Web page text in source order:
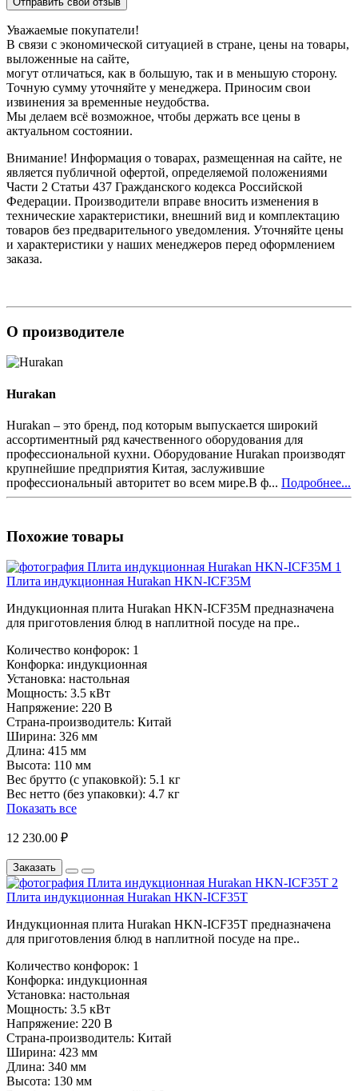
Уважаемые покупатели!
В связи с экономической ситуацией в стране, цены на товары,
выложенные на сайте,
могут отличаться, как в большую, так и в меньшую сторону.
Точную сумму уточняйте у менеджера. Приносим свои
извинения за временные неудобства.
Мы делаем всё возможное, чтобы держать все цены в
актуальном состоянии.
Внимание! Информация о товарах, размещенная на сайте, не
является публичной офертой, определяемой положениями
Части 2 Статьи 437 Гражданского кодекса Российской
Федерации. Производители вправе вносить изменения в
технические характеристики, внешний вид и комплектацию
товаров без предварительного уведомления. Уточняйте цены
и характеристики у наших менеджеров перед оформлением
заказа.
О производителе
Hurakan
Hurakan – это бренд, под которым выпускается широкий
ассортиментный ряд качественного оборудования для
профессиональной кухни. Оборудование Hurakan производят
крупнейшие предприятия Китая, заслужившие
профессиональный авторитет во всем мире.В ф... Подробнее...
Похожие товары
Плита индукционная Hurakan HKN-ICF35M
Индукционная плита Hurakan HKN-ICF35M предназначена
для приготовления блюд в наплитной посуде на пре..
Количество конфорок: 1
Конфорка: индукционная
Установка: настольная
Мощность: 3.5 кВт
Напряжение: 220 В
Страна-производитель: Китай
Ширина: 326 мм
Длина: 415 мм
Высота: 110 мм
Вес брутто (с упаковкой): 5.1 кг
Вес нетто (без упаковки): 4.7 кг
Показать все
12 230.00 ₽
Заказать
Плита индукционная Hurakan HKN-ICF35T
Индукционная плита Hurakan HKN-ICF35T предназначена
для приготовления блюд в наплитной посуде на пре..
Количество конфорок: 1
Конфорка: индукционная
Установка: настольная
Мощность: 3.5 кВт
Напряжение: 220 В
Страна-производитель: Китай
Ширина: 423 мм
Длина: 340 мм
Высота: 130 мм